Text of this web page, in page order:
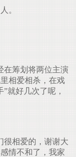
。
在筹划将两位主演
相爱相杀，在戏
就好几次了呢，
相爱的，谢谢大
情不和了，我家